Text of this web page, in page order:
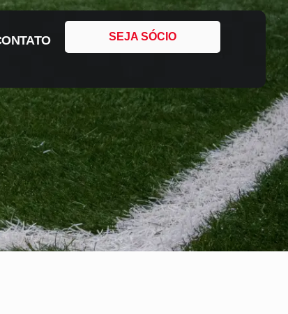
SEJA SÓCIO